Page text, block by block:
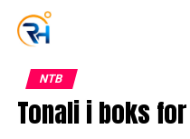
NTB
Tonali i boks